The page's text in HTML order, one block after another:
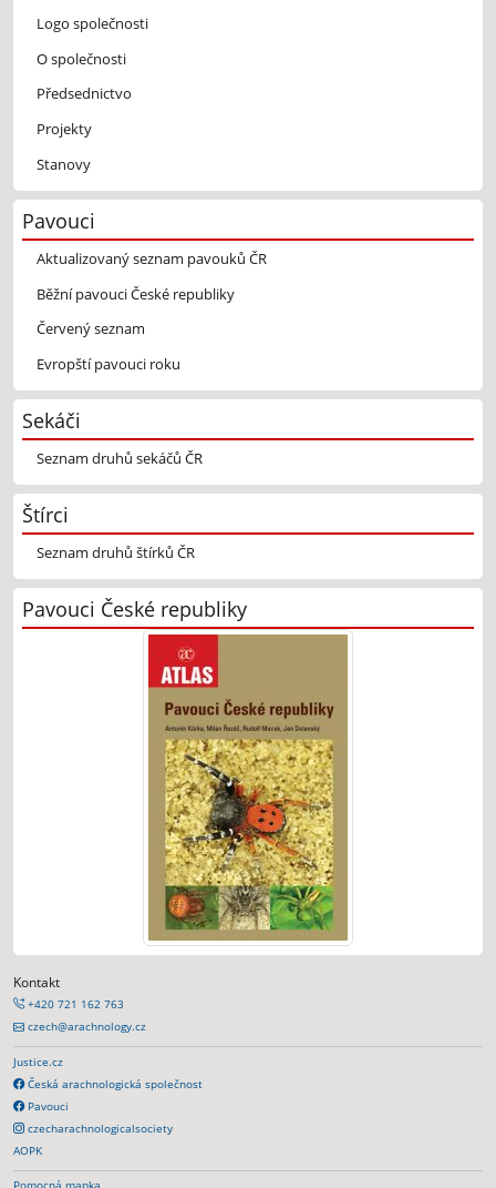
Logo společnosti
O společnosti
Předsednictvo
Projekty
Stanovy
Pavouci
Aktualizovaný seznam pavouků ČR
Běžní pavouci České republiky
Červený seznam
Evropští pavouci roku
Sekáči
Seznam druhů sekáčů ČR
Štírci
Seznam druhů štírků ČR
Pavouci České republiky
Kontakt
+420 721 162 763
czech@arachnology.cz
Justice.cz
Česká arachnologická společnost
Pavouci
czecharachnologicalsociety
AOPK